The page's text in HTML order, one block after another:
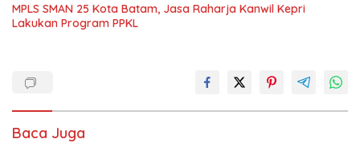
MPLS SMAN 25 Kota Batam, Jasa Raharja Kanwil Kepri
Lakukan Program PPKL
Baca Juga